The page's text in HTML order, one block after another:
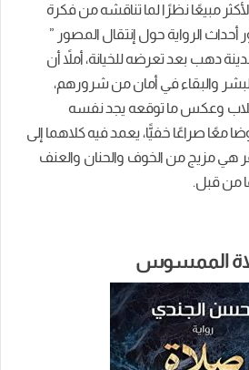
مبيعًا نظرًا لما تناقشه من فكرة
أحداث الرواية حول إنتقال المصور ”
دهب بعد تعرضه للخيانة، أملاً أن
والبقاء في أمان من شرورهم،
وعكس ما توقعه يجد نفسه
معًا صراعًا خفيًّا، يعمد فيه كلاهما إلى
هي مزيج من الخوف والحنان والعنف
من قبل.
الممسوس